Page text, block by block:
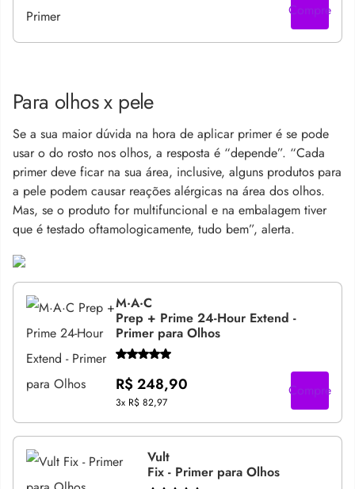
Compre
Para olhos x pele
Se a sua maior dúvida na hora de aplicar primer é se pode
usar o do rosto nos olhos, a resposta é “depende”. “Cada
primer deve ficar na sua área, inclusive, alguns produtos para
a pele podem causar reações alérgicas na área dos olhos.
Mas, se o produto for multifuncional e na embalagem tiver
que é testado oftamologicamente, tudo bem”, alerta.
M·A·C
Prep + Prime 24-Hour Extend -
Primer para Olhos
R$ 248,90
3x R$ 82,97
Compre
Vult
Fix - Primer para Olhos